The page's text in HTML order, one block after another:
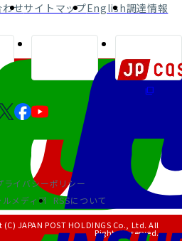
せサイトマップEnglish調達情報
ライバシーポリシー
メディア RSSについて
JAPAN POST HOLDINGS Co., Ltd. All
Rights Reserved.